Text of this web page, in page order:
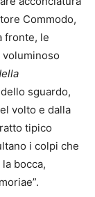
Commodo,
fronte, le
sguardo,
volto e dalla
tipico
i colpi che
bocca,